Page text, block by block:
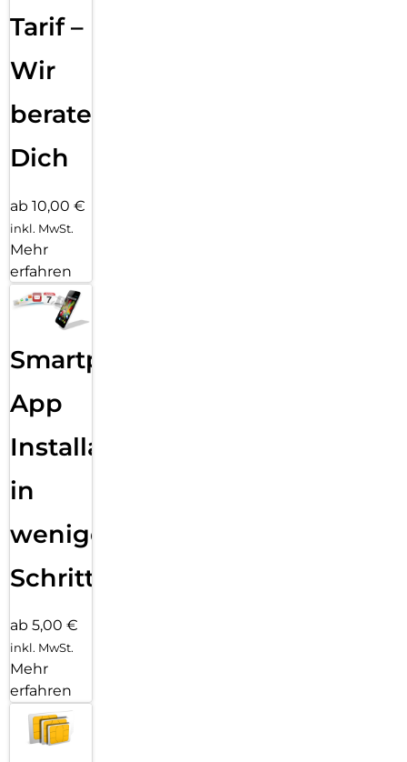
Tarif –
Wir
beraten
Dich
ab 10,00 €
inkl. MwSt.
Mehr
erfahren
Smartphone
App
Installation
in
wenigen
Schritten
ab 5,00 €
inkl. MwSt.
Mehr
erfahren